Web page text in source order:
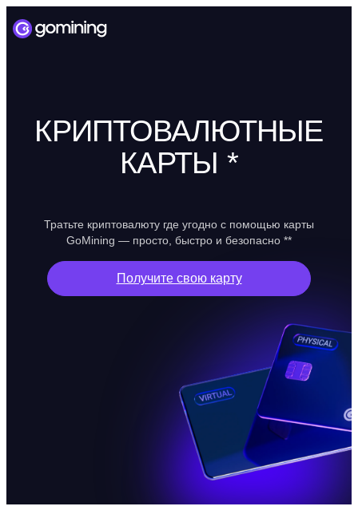
КРИПТОВАЛЮТНЫЕ
КАРТЫ *
Тратьте криптовалюту где угодно с помощью карты
GoMining — просто, быстро и безопасно **
Получите свою карту